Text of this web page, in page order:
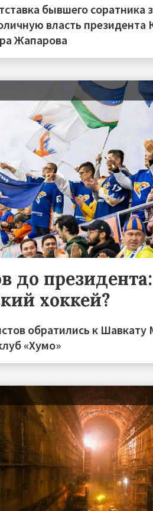
бывшего соратника
власть президента
Жапарова
до
хоккей?
обратились к Шавкату
«Хумо»